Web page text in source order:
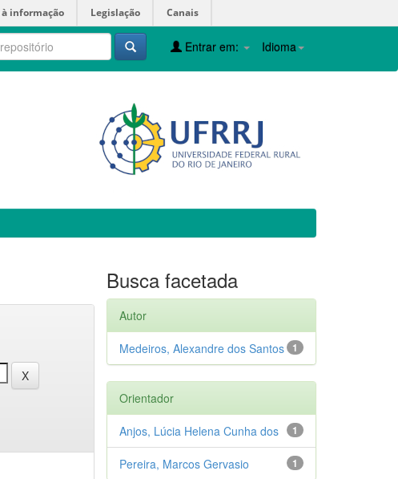
à informação Legislação Canais
Idioma
Entrar em:
Busca facetada
Autor
1
Medeiros, Alexandre dos Santos
Orientador
1
Anjos, Lúcia Helena Cunha dos
1
Pereira, Marcos Gervasio